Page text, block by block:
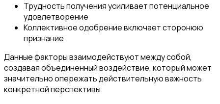
Трудность получения усиливает потенциальное
удовлетворение
Коллективное одобрение включает сторонюю
признание
Данные факторы взаимодействуют между собой,
создавая объединенный воздействие, который может
значительно опережать действительную важность
конкретной перспективы.